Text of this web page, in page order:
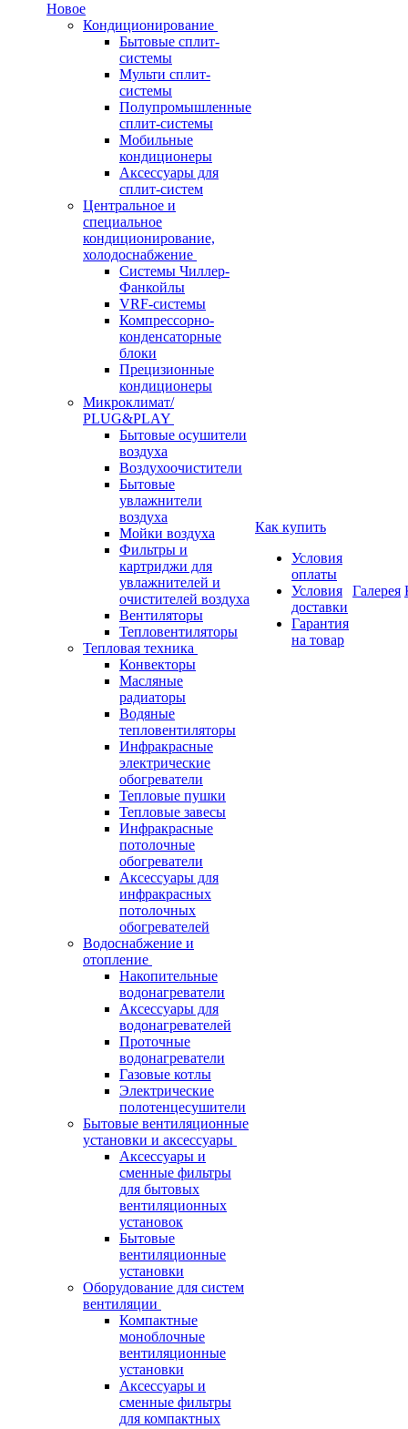
Новое
Кондиционирование
Бытовые сплит-
системы
Мульти сплит-
системы
Полупромышленные
сплит-системы
Мобильные
кондиционеры
Аксессуары для
сплит-систем
Центральное и
специальное
кондиционирование,
холодоснабжение
Системы Чиллер-
Фанкойлы
VRF-системы
Компрессорно-
конденсаторные
блоки
Прецизионные
кондиционеры
Микроклимат/
PLUG&PLAY
Бытовые осушители
воздуха
Воздухоочистители
Бытовые
увлажнители
воздуха
Мойки воздуха
Фильтры и
картриджи для
увлажнителей и
очистителей воздуха
Вентиляторы
Тепловентиляторы
Тепловая техника
Конвекторы
Масляные
радиаторы
Водяные
тепловентиляторы
Инфракрасные
электрические
обогреватели
Тепловые пушки
Тепловые завесы
Инфракрасные
потолочные
обогреватели
Аксессуары для
инфракрасных
потолочных
обогревателей
Водоснабжение и
отопление
Накопительные
водонагреватели
Аксессуары для
водонагревателей
Проточные
водонагреватели
Газовые котлы
Электрические
полотенцесушители
Бытовые вентиляционные
установки и аксессуары
Аксессуары и
сменные фильтры
для бытовых
вентиляционных
установок
Бытовые
вентиляционные
установки
Оборудование для систем
вентиляции
Компактные
моноблочные
вентиляционные
установки
Аксессуары и
сменные фильтры
для компактных
Как купить
Условия
оплаты
Условия
доставки
Гарантия
на товар
Галерея